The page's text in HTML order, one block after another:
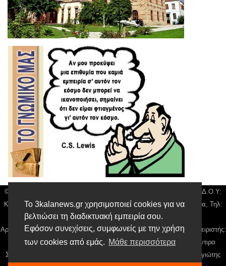
Το 3kalanews.gr χρησιμοποιεί cookies για να
βελτιώσει τη διαδικτυακή εμπειρία σου.
Εφόσον συνεχίσεις, συμφωνείς με την χρήση
των cookies από εμάς. Μάθε περισσότερα
© 3kala News | Διακριτικός Τίτλος: Orion Media, ΑΦΜ: 043750542, Δ.Ο.Υ:
Καρδίτσας, Υπο/μα Τρικάλων, Δ/νση: Τιουσόν 31 τ.κ 42132 Τρίκαλα, Τηλ:
24310 63300, email: news@3kalanews.gr
Αρ. Γεμή: 018804431000, Νόμιμος Εκπρόσωπος, Ιδιοκτήτης και Διαχειριστής:
Παναγιώτης Φιλίππου, Διευθύντρια: Γιαννουσά Βασιλική, Διευθύντιρα
Σύνταξης: Μπαλαμπάνη Βασιλική. Δικαιούχος domain name Παναγιώτης